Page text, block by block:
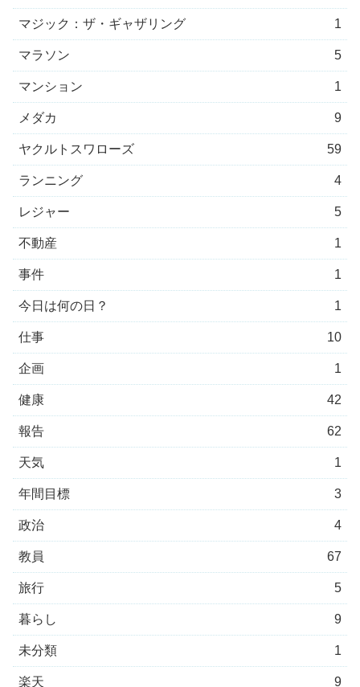
マジック：ザ・ギャザリング 1
マラソン 5
マンション 1
メダカ 9
ヤクルトスワローズ 59
ランニング 4
レジャー 5
不動産 1
事件 1
今日は何の日？ 1
仕事 10
企画 1
健康 42
報告 62
天気 1
年間目標 3
政治 4
教員 67
旅行 5
暮らし 9
未分類 1
楽天 9